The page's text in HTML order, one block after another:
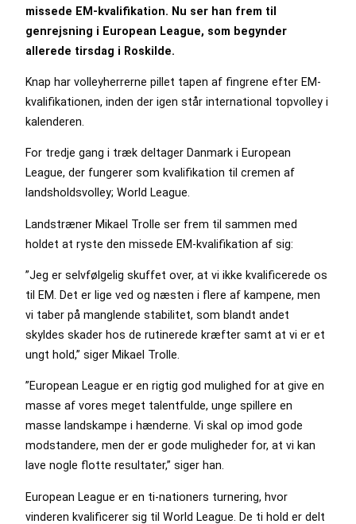
missede EM-kvalifikation. Nu ser han frem til
genrejsning i European League, som begynder
allerede tirsdag i Roskilde.
Knap har volleyherrerne pillet tapen af fingrene efter EM-
kvalifikationen, inden der igen står international topvolley i
kalenderen.
For tredje gang i træk deltager Danmark i European
League, der fungerer som kvalifikation til cremen af
landsholdsvolley; World League.
Landstræner Mikael Trolle ser frem til sammen med
holdet at ryste den missede EM-kvalifikation af sig:
”Jeg er selvfølgelig skuffet over, at vi ikke kvalificerede os
til EM. Det er lige ved og næsten i flere af kampene, men
vi taber på manglende stabilitet, som blandt andet
skyldes skader hos de rutinerede kræfter samt at vi er et
ungt hold,” siger Mikael Trolle.
”European League er en rigtig god mulighed for at give en
masse af vores meget talentfulde, unge spillere en
masse landskampe i hænderne. Vi skal op imod gode
modstandere, men der er gode muligheder for, at vi kan
lave nogle flotte resultater,” siger han.
European League er en ti-nationers turnering, hvor
vinderen kvalificerer sig til World League. De ti hold er delt